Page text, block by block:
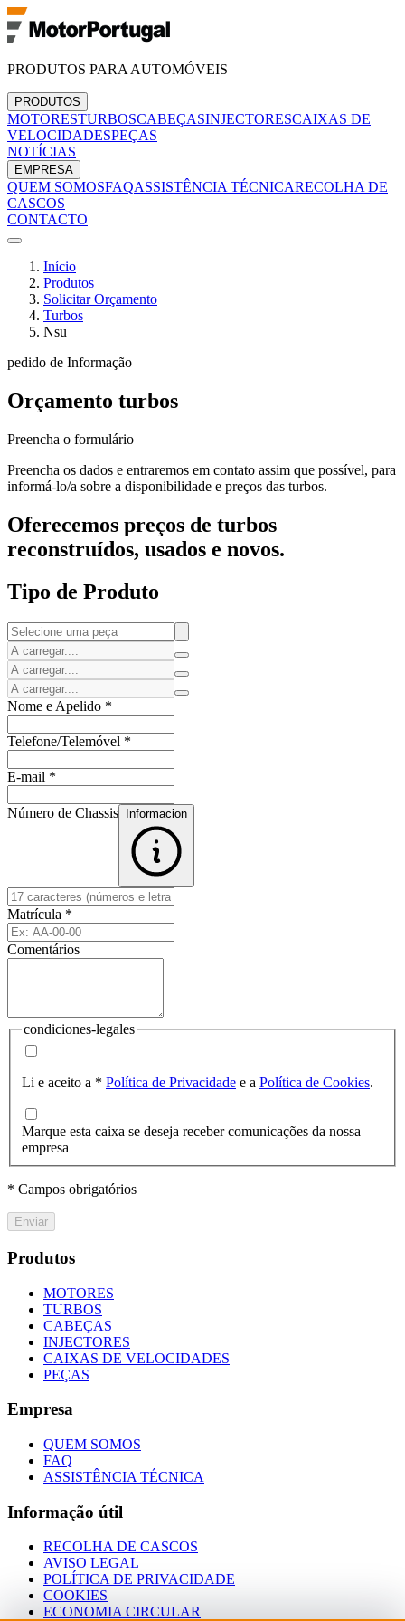
PRODUTOS PARA AUTOMÓVEIS
PRODUTOS
MOTORESTURBOSCABEÇASINJECTORESCAIXAS DE
VELOCIDADESPEÇAS
NOTÍCIAS
EMPRESA
QUEM SOMOSFAQASSISTÊNCIA TÉCNICARECOLHA DE
CASCOS
CONTACTO
Início
Produtos
Solicitar Orçamento
Turbos
Nsu
pedido de Informação
Orçamento turbos
Preencha o formulário
Preencha os dados e entraremos em contato assim que possível, para
informá-lo/a sobre a disponibilidade e preços das turbos.
Oferecemos preços de turbos
reconstruídos, usados e novos.
Tipo de Produto
Nome e Apelido *
Telefone/Telemóvel *
E-mail *
Número de Chassis Informacion
Matrícula *
Comentários
condiciones-legales
Li e aceito a * Política de Privacidade e a Política de Cookies.
Marque esta caixa se deseja receber comunicações da nossa
empresa
* Campos obrigatórios
Enviar
Produtos
MOTORES
TURBOS
CABEÇAS
INJECTORES
CAIXAS DE VELOCIDADES
PEÇAS
Empresa
QUEM SOMOS
FAQ
ASSISTÊNCIA TÉCNICA
Informação útil
RECOLHA DE CASCOS
AVISO LEGAL
POLÍTICA DE PRIVACIDADE
COOKIES
ECONOMIA CIRCULAR